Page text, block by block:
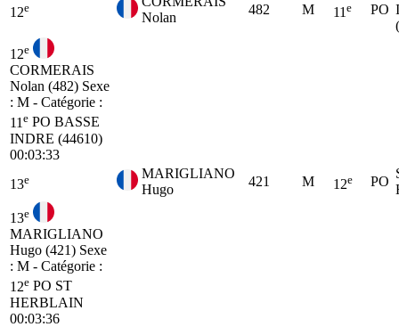
12e
Nolan
482 M 11 e PO
12e
CORMERAIS
Nolan (482) Sexe
: M - Catégorie :
11 e PO BASSE
INDRE (44610)
00:03:33
13e
MARIGLIANO
Hugo
421 M 12e PO
13e
MARIGLIANO
Hugo (421) Sexe
: M - Catégorie :
12e PO ST
HERBLAIN
00:03:36